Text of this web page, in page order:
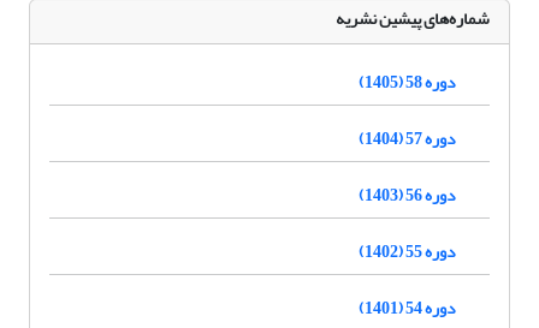
شماره‌های پیشین نشریه
دوره 58 (1405)
دوره 57 (1404)
دوره 56 (1403)
دوره 55 (1402)
دوره 54 (1401)